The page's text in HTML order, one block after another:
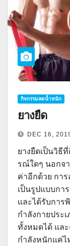
กิจกรรมลดน้ำหนัก
ยางยืด
DEC 16,
ยางยืดเป็นวิธี
รณ์ใดๆ นอกจ
ค่าอีกด้วย การ
เป็นรูปแบบกา
และได้รับการ
กำลังกายประ
ทั้งหมดได้ แล
กำลังหนักแค่